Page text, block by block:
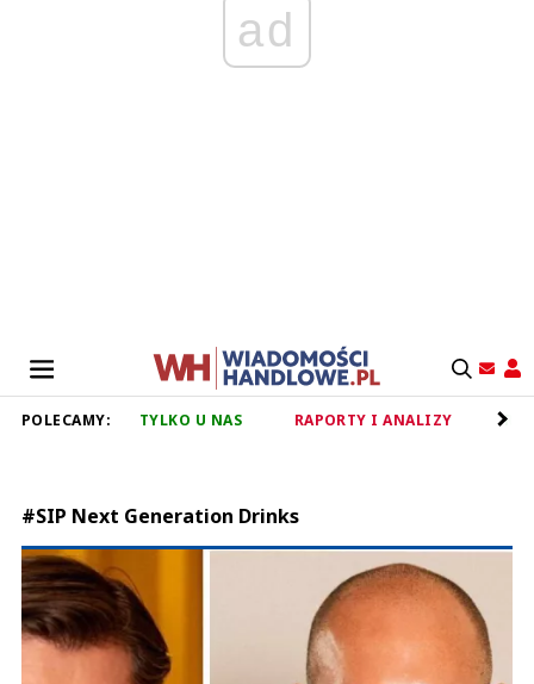
ad
POLECAMY: TYLKO U NAS RAPORTY I ANALIZY
#SIP Next Generation Drinks